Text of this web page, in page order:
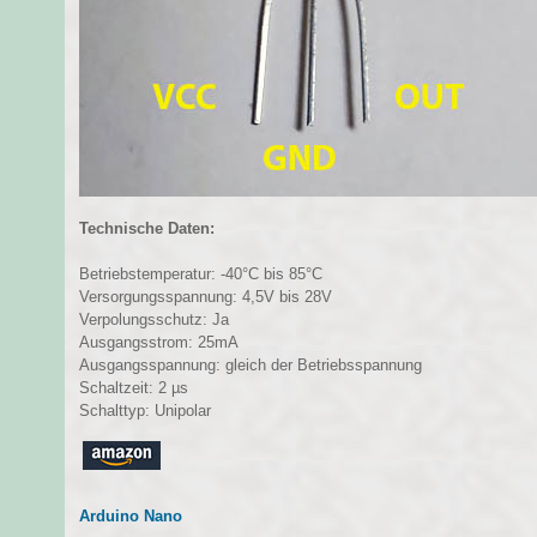
Technische Daten:
Betriebstemperatur: -40°C bis 85°C
Versorgungsspannung: 4,5V bis 28V
Verpolungsschutz: Ja
Ausgangsstrom: 25mA
Ausgangsspannung: gleich der Betriebsspannung
Schaltzeit: 2 µs
Schalttyp: Unipolar
Arduino Nano